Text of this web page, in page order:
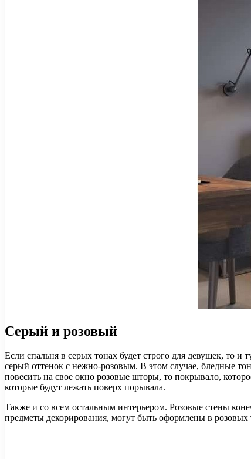
Серый и розовый
Если спальня в серых тонах будет строго для девушек, то
серый оттенок с нежно-розовым. В этом случае, бледные
повесить на свое окно розовые шторы, то покрывало,
которые будут лежать поверх порывала.
Также и со всем остальным интерьером. Розовые стены
предметы декорирования, могут быть оформлены в розовых